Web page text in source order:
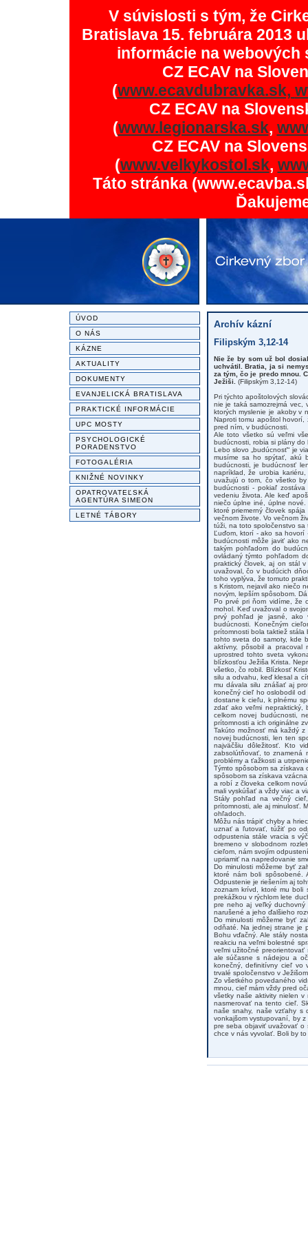
V súvislosti s tým, že
Bratislava 15. februára 2013
informácie na
CZ ECAV na
(www.ecavdubravka.sk,
CZ ECAV na
(www.legionarska.sk,
CZ ECAV na
(www.velkykostol.sk,
Táto stránka
ÚVOD
O NÁS
KÁZNE
AKTUALITY
DOKUMENTY
EVANJELICKÁ BRATISLAVA
PRAKTICKÉ INFORMÁCIE
UPC MOSTY
PSYCHOLOGICKÉ
PORADENSTVO
FOTOGALÉRIA
KNIŽNÉ NOVINKY
OPATROVATEĽSKÁ
AGENTÚRA SIMEON
LETNÉ TÁBORY
Archív kázní
Filipským 3,12-14
Nie že by som už bol
uchvátil. Bratia, ja si
za tým, čo je predo mnou.
Ježiši. (Filipským 3,12-14)
Pri týchto apoštolových
nie je taká samozrejmá vec,
ktorých myslenie je akoby v
Naproti tomu apoštol
pred ním, v budúcnosti.
Ale toto všetko sú veľmi
budúcnosti, robia si plány
Lebo slovo „budúcnosť“ je
musíme sa ho spýtať, akú
budúcnosti, je budúcnosť
napríklad, že urobia
uvažujú o tom, čo všetko
budúcnosti - pokiaľ
vedeniu života. Ale keď
niečo úplne iné, úplne
ktoré priemerný človek
večnom živote. Vo večnom
túži, na toto spoločenstvo
Ľuďom, ktorí - ako sa
budúcnosti môže javiť ako
takým pohľadom do
ovládaný týmto pohľadom
praktický človek, aj on stál
uvažoval, čo v budúcich
toho vyplýva, že tomuto
s Kristom, nejavil ako niečo
novým, lepším spôsobom.
Po prvé pri ňom vidíme, že
mohol. Keď uvažoval o
prvý pohľad je jasné, ako
budúcnosti. Konečným
prítomnosti bola taktiež stála
tohto sveta do samoty, kde
aktívny, pôsobil a
uprostred tohto sveta
blízkosťou Ježiša Krista.
všetko, čo robil. Blízkosť
silu a odvahu, keď klesal a
mu dávala silu znášať aj
konečný cieľ ho oslobodil
dostane k cieľu, k plnému
zdať ako veľmi nepraktický,
celkom novej budúcnosti,
prítomnosti a ich originálne
Takúto možnosť má každý
novej budúcnosti, len ten
najväčšiu dôležitosť. Kto
zabsolútňovať, to znamená
problémy a ťažkosti a
Týmto spôsobom sa získava
spôsobom sa získava
a robí z človeka celkom
mali vyskúšať a vždy viac a
Stály pohľad na večný
prítomnosti, ale aj minulosť.
ohľadoch.
Môžu nás trápiť chyby a
uznať a ľutovať, túžiť po
odpustenia stále vracia s
bremeno v slobodnom
cieľom, nám svojím
upriamiť na napredovanie
Do minulosti môžeme byť
ktoré nám boli
Odpustenie je riešením aj
zoznam krívd, ktoré mu
prekážkou v rýchlom lete
pre neho aj veľký duchovný
narušené a jeho ďalšieho
Do minulosti môžeme byť
odňaté. Na jednej strane je
Bohu vďačný. Ale stály
reakciu na veľmi bolestné
veľmi užitočné
ale súčasne s nádejou a
konečný, definitívny cieľ vo
trvalé spoločenstvo v
Zo všetkého povedaného
mnou, cieľ mám vždy pred
všetky naše aktivity nielen v
nasmerovať na tento cieľ.
naše snahy, naše vzťahy s
vonkajšom vystupovaní, by
pre seba objaviť uvažovať o
chce v nás vyvolať. Boli by